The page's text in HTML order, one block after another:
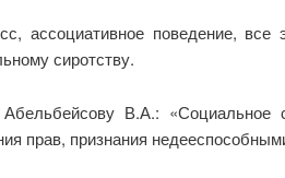
ассоциативное поведение,
сиротству.
Абельбейсову В.А.:
прав, признания